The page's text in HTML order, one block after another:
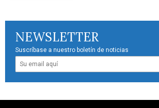
NEWSLETTER
Suscríbase a nuestro boletín de noticias